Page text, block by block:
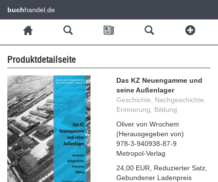
buchhandel.de
Produktdetailseite
Das KZ Neuengamme und
seine Außenlager
Geschichte, Nachgeschichte,
Erinnerung, Bildung
Oliver von Wrochem
(Herausgegeben von)
978-3-940938-87-9
Metropol-Verlag
24,00 EUR
Reduzierter Satz
Gebundener Ladenpreis